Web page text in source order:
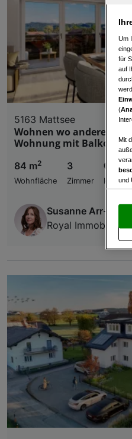
5163 Mattsee
Wohnen wo andere
Wohnung mit Balkon in
84 m2
Wohnfläche
3
Zimmer
€
Susanne Arr-You
Royal Immobilien
Um
für
auf
(
Mit
und